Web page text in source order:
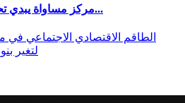
مركز مساواة يبدي تحفظاته على مقترحات توزيع...
الطاقم الاقتصادي الاجتماعي
لتغير